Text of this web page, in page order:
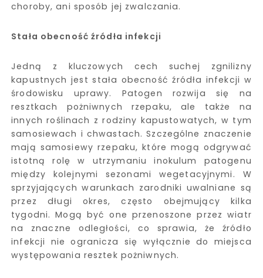
choroby, ani sposób jej zwalczania.
Stała obecność źródła infekcji
Jedną z kluczowych cech suchej zgnilizny
kapustnych jest stała obecność źródła infekcji w
środowisku uprawy. Patogen rozwija się na
resztkach pożniwnych rzepaku, ale także na
innych roślinach z rodziny kapustowatych, w tym
samosiewach i chwastach. Szczególne znaczenie
mają samosiewy rzepaku, które mogą odgrywać
istotną rolę w utrzymaniu inokulum patogenu
między kolejnymi sezonami wegetacyjnymi. W
sprzyjających warunkach zarodniki uwalniane są
przez długi okres, często obejmujący kilka
tygodni. Mogą być one przenoszone przez wiatr
na znaczne odległości, co sprawia, że źródło
infekcji nie ogranicza się wyłącznie do miejsca
występowania resztek pożniwnych.